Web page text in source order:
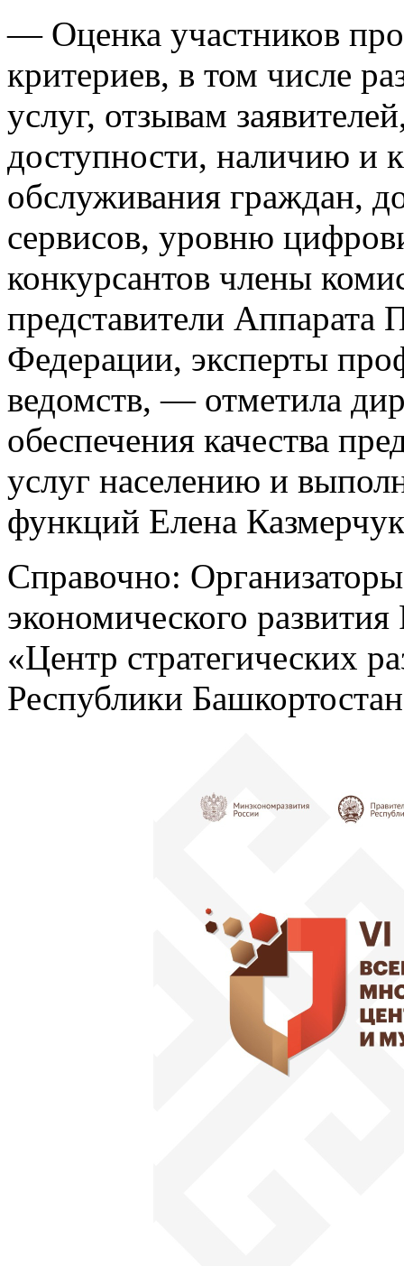
— Оценка участников
критериев, в том числе
услуг, отзывам
доступности, наличию и
обслуживания граждан,
сервисов, уровню
конкурсантов члены
представители Аппарата
Федерации, эксперты
ведомств, — отметила
обеспечения качества
услуг населению и
функций Елена
Справочно:
экономического
«Центр стратегических
Республики